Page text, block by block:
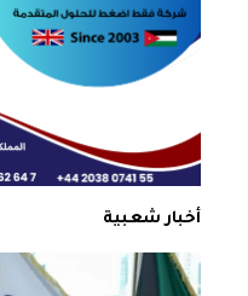
أخبار شعبية